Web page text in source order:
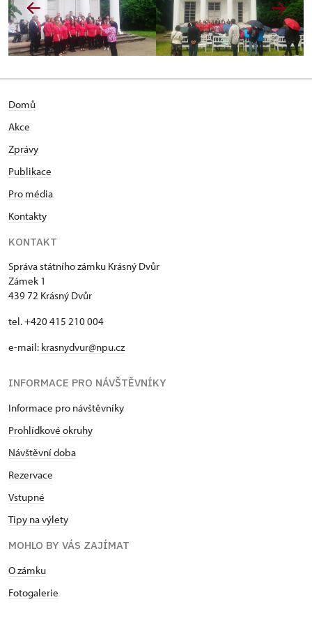
Domů
Akce
Zprávy
Publikace
Pro média
Kontakty
KONTAKT
Správa státního zámku Krásný Dvůr
Zámek 1
439 72 Krásný Dvůr
tel. +420 415 210 004
e-mail: krasnydvur@npu.cz
INFORMACE PRO NÁVŠTĚVNÍKY
Informace pro návštěvníky
Prohlídkové okruhy
Návštěvní doba
Rezervace
Vstupné
Tipy na výlety
MOHLO BY VÁS ZAJÍMAT
O zámku
Fotogalerie